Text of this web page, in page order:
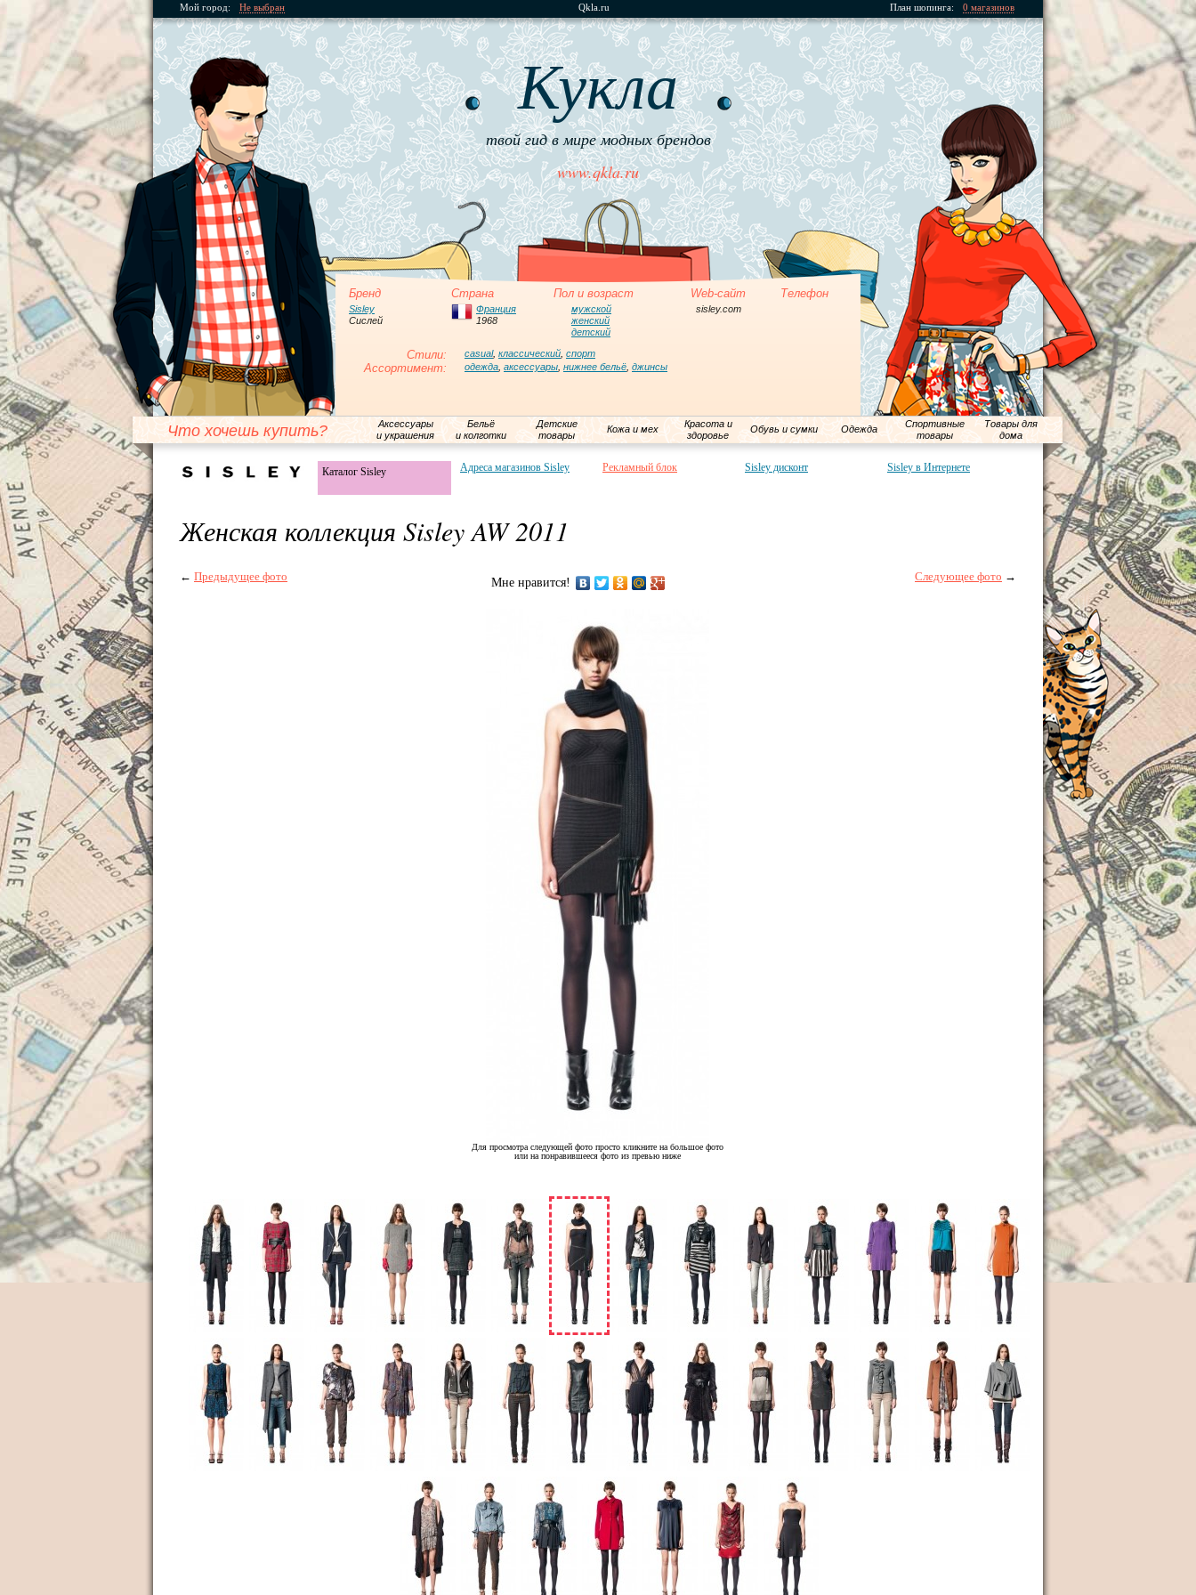
Мой город: Не выбран Qkla.ru План шопинга: 0 магазинов
Кукла
твой гид в мире модных брендов
www.qkla.ru
Бренд Страна Пол и возраст Web-сайт Телефон
Sisley
Сислей
Франция
1968
мужской
женский
детский
sisley.com
Стили: casual, классический спорт
Ассортимент: одежда аксессуары нижнее бельё джинсы
Что хочешь купить?
Аксессуары
и украшения
Бельё
и колготки
Детские
товары
Кожа и мех
Красота и
здоровье
Обувь и сумки Одежда
Спортивные
товары
Товары для
дома
Каталог Sisley Адреса магазинов Sisley Рекламный блок Sisley дисконт Sisley в Интернете
Женская коллекция Sisley AW 2011
← Предыдущее фото Мне нравится! Следующее фото →
Для просмотра следующей фото просто кликните на большое фото
или на понравившееся фото из превью ниже